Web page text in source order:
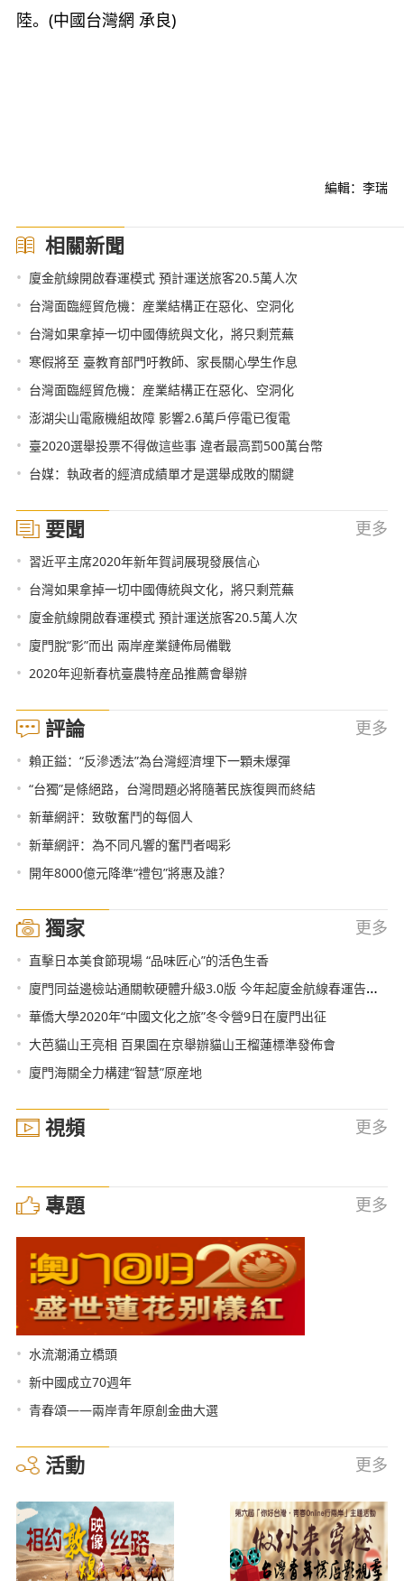
陸。(中國台灣網 承良)
編輯：李瑞
相關新聞
• 廈金航線開啟春運模式 預計運送旅客20.5萬人次
• 台灣面臨經貿危機：産業結構正在惡化、空洞化
• 台灣如果拿掉一切中國傳統與文化，將只剩荒蕪
• 寒假將至 臺教育部門吁教師、家長關心學生作息
• 台灣面臨經貿危機：産業結構正在惡化、空洞化
• 澎湖尖山電廠機組故障 影響2.6萬戶停電已復電
• 臺2020選舉投票不得做這些事 違者最高罰500萬台幣
• 台媒：執政者的經濟成績單才是選舉成敗的關鍵
要聞 更多
• 習近平主席2020年新年賀詞展現發展信心
• 台灣如果拿掉一切中國傳統與文化，將只剩荒蕪
• 廈金航線開啟春運模式 預計運送旅客20.5萬人次
• 廈門脫“影”而出 兩岸産業鏈佈局備戰
• 2020年迎新春杭臺農特産品推薦會舉辦
評論 更多
• 賴正鎰：“反滲透法”為台灣經濟埋下一顆未爆彈
• “台獨”是條絕路，台灣問題必將隨著民族復興而終結
• 新華網評：致敬奮鬥的每個人
• 新華網評：為不同凡響的奮鬥者喝彩
• 開年8000億元降準“禮包”將惠及誰？
獨家 更多
• 直擊日本美食節現場 “品味匠心”的活色生香
• 廈門同益邊檢站通關軟硬體升級3.0版 今年起廈金航線春運告別“擁堵模式”
• 華僑大學2020年“中國文化之旅”冬令營9日在廈門出征
• 大芭貓山王亮相 百果園在京舉辦貓山王榴蓮標準發佈會
• 廈門海關全力構建“智慧”原産地
視頻 更多
專題 更多
• 水流潮涌立橋頭
• 新中國成立70週年
• 青春頌——兩岸青年原創金曲大選
活動 更多